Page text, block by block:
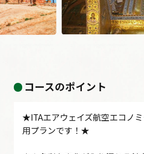
コースのポイント
★ITAエアウェイズ航空エコノ
用プランです！★